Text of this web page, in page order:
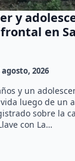
y
en
agosto, 2026
y un
luego de un
sobre la
con La…